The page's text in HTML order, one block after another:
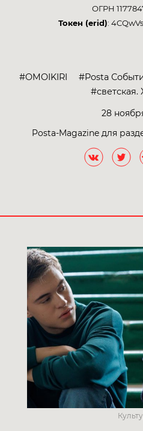
ОГРН
Токен (erid):
OMOIKIRI Posta
светская.
28
Posta-Magazine для